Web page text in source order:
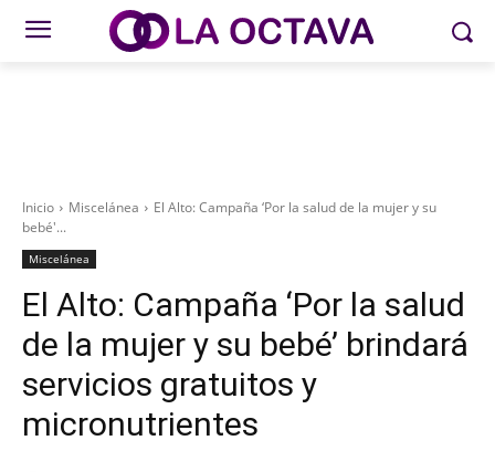
Inicio Miscelánea
El Alto: Campaña ‘Por la salud de la mujer y su
bebé'...
Miscelánea
El Alto: Campaña ‘Por la salud
de la mujer y su bebé’ brindará
servicios gratuitos y
micronutrientes